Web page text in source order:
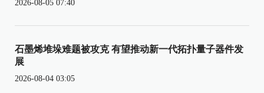
2026-08-05 07:40
石墨烯堆垛难题被攻克 有望推动新一代拓扑量子器件发
展
2026-08-04 03:05